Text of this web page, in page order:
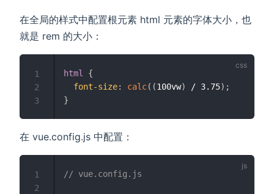
在全局的样式中配置根元素 html 元素的字体大小，也
就是 rem 的大小：
html
{
font-size: calc( (100vw) / 3.75) ;
}
1
2
3
在 vue.config.js 中配置：
// vue.config.js
1
2